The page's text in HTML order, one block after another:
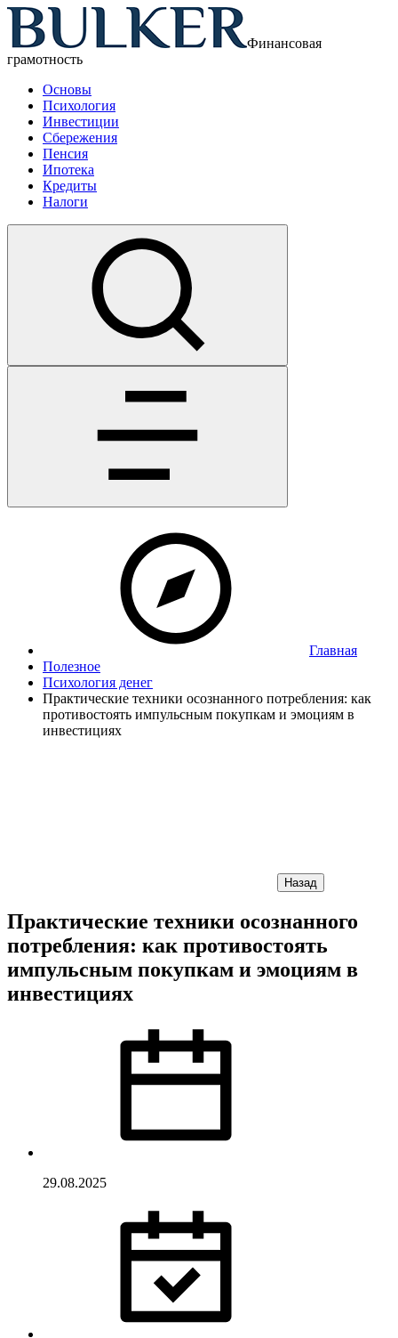
Финансовая
грамотность
Основы
Психология
Инвестиции
Сбережения
Пенсия
Ипотека
Кредиты
Налоги
Главная
Полезное
Психология денег
Практические техники осознанного потребления: как
противостоять импульсным покупкам и эмоциям в
инвестициях
Назад
Практические техники осознанного
потребления: как противостоять
импульсным покупкам и эмоциям в
инвестициях
29.08.2025